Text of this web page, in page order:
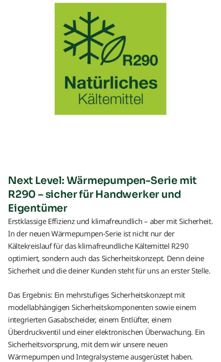
Next Level: Wärmepumpen-Serie mit
R290 – sicher für Handwerker und
Eigentümer
Erstklassige Effizienz und klimafreundlich – aber mit Sicherheit.
In der neuen Wärmepumpen-Serie ist nicht nur der
Kältekreislauf für das klimafreundliche Kältemittel R290
optimiert, sondern auch das Sicherheitskonzept. Denn deine
Sicherheit und die deiner Kunden steht für uns an erster Stelle.
Das Ergebnis: Ein mehrstufiges Sicherheitskonzept mit
modellabhängigen Sicherheitskomponenten sowie einem
integrierten Gasabscheider, einem Entlüfter, einem
Überdruckventil und einer elektronischen Überwachung. Ein
Sicherheitsvorsprung, mit dem wir unsere neuen
Wärmepumpen und Integralsysteme ausgerüstet haben.